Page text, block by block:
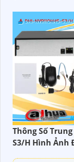
Thông Số
S3/H Hình Ảnh